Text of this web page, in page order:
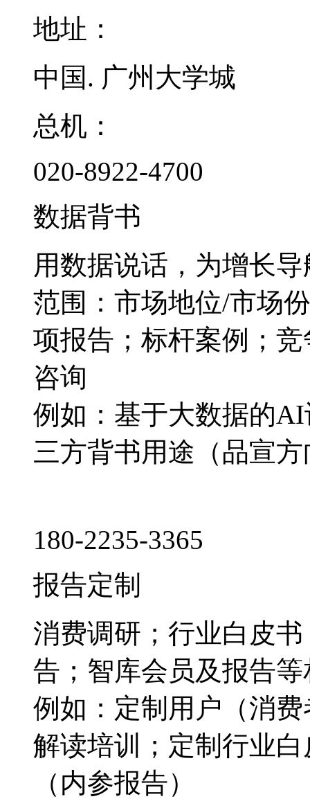
地址：
中国. 广州大学城
总机：
020-8922-4700
数据背书
用数据说话，为增长导
范围：市场地位/市场
项报告；标杆案例；
咨询
例如：基于大数据的
三方背书用途（品宣
180-2235-3365
报告定制
消费调研；行业白皮
告；智库会员及报告
例如：定制用户（消
解读培训；定制行业
（内参报告）